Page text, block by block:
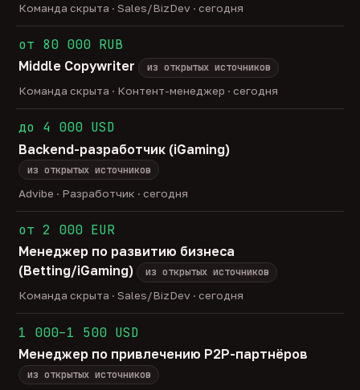
Команда скрыта · Sales/BizDev · сегодня
от 80 000 RUB
Middle Copywriter
из открытых источников
Команда скрыта · Контент-менеджер · сегодня
до 4 000 USD
Backend-разработчик (iGaming)
из открытых источников
Advibe · Разработчик · сегодня
от 2 000 EUR
Менеджер по развитию бизнеса
(Betting/iGaming)
из открытых источников
Команда скрыта · Sales/BizDev · сегодня
1 000–1 500 USD
Менеджер по привлечению P2P-партнёров
из открытых источников